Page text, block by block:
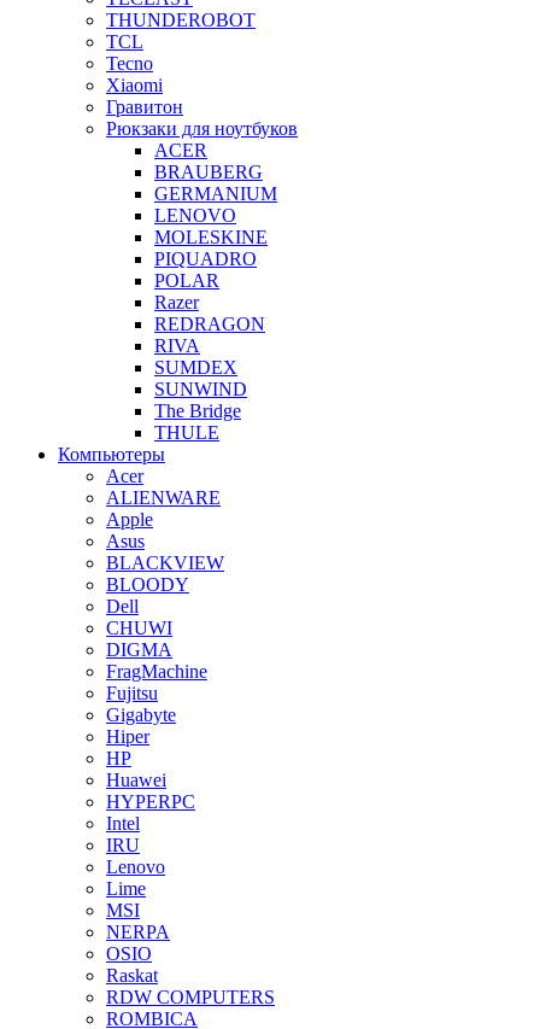
THUNDEROBOT
TCL
Tecno
Xiaomi
Гравитон
Рюкзаки для ноутбуков
ACER
BRAUBERG
GERMANIUM
LENOVO
MOLESKINE
PIQUADRO
POLAR
Razer
REDRAGON
RIVA
SUMDEX
SUNWIND
The Bridge
THULE
Компьютеры
Acer
ALIENWARE
Apple
Asus
BLACKVIEW
BLOODY
Dell
CHUWI
DIGMA
FragMachine
Fujitsu
Gigabyte
Hiper
HP
Huawei
HYPERPC
Intel
IRU
Lenovo
Lime
MSI
NERPA
OSIO
Raskat
RDW COMPUTERS
ROMBICA